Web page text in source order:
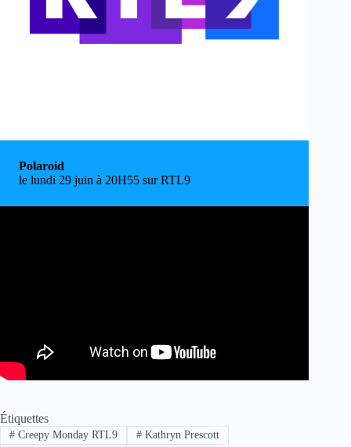
Polaroid
le lundi 29 juin à 20H55 sur RTL9
Étiquettes
#Creepy Monday RTL9 #Kathryn Prescott